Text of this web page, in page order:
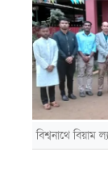
বিশ্বনাথে বিয়াম